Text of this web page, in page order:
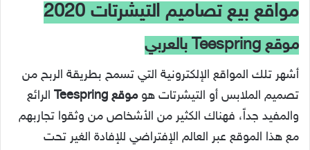
مواقع بيع تصاميم التيشرتات 2020
موقع Teespring بالعربي
أشهر تلك المواقع الإلكترونية التي تسمح بطريقة الربح من
تصميم الملابس أو التيشرتات هوموقع Teespring
الرائع
والمفيد جداً، فهناك الكثير من الأشخاص من وثقوا تجاربهم
مع هذا الموقع عبر العالم الإفتراضي للإفادة الغير تحت